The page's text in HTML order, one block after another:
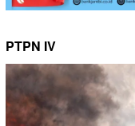
PTPN IV